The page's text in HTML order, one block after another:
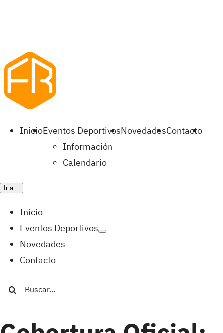
InicioEventos Deportivos
Información
Calendario
NovedadesContacto
Ir a...
Inicio
Eventos Deportivos
Novedades
Contacto
Buscar: